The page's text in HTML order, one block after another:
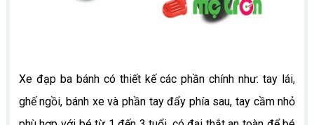
Xe đạp ba bánh có thiết kế các phần chính như: tay lái,
ghế ngồi, bánh xe và phần tay đẩy phía sau, tay cầm nhỏ